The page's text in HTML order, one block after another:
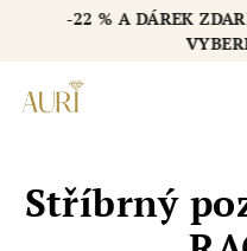
-22 % A DÁREK
Stříbrný
Chatbot šperkovnice